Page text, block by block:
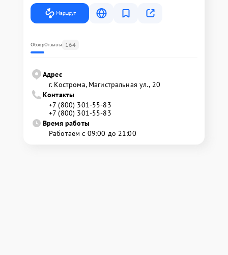
Маршрут
ОбзорОтзывы 164
Адрес
г. Кострома, Магистральная ул., 20
Контакты
+7 (800) 301-55-83
+7 (800) 301-55-83
Время работы
Работаем с 09:00 до 21:00